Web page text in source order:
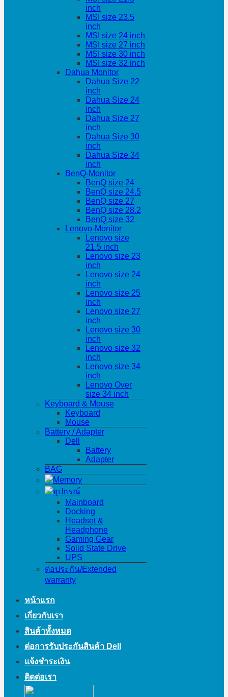
inch
MSI size 23.5
inch
MSI size 24 inch
MSI size 27 inch
MSI size 30 inch
MSI size 32 inch
Dahua Monitor
Dahua Size 22
inch
Dahua Size 24
inch
Dahua Size 27
inch
Dahua Size 30
inch
Dahua Size 34
inch
BenQ-Monitor
BenQ size 24
BenQ size 24.5
BenQ size 27
BenQ size 28.2
BenQ size 32
Lenovo-Monitor
Lenovo size
21.5 inch
Lenovo size 23
inch
Lenovo size 24
inch
Lenovo size 25
inch
Lenovo size 27
inch
Lenovo size 30
inch
Lenovo size 32
inch
Lenovo size 34
inch
Lenovo Over
size 34 inch
Keyboard & Mouse
Keyboard
Mouse
Battery / Adapter
Dell
Battery
Adapter
BAG
Memory
อุปกรณ์
Mainboard
Docking
Headset &
Headphone
Gaming Gear
Solid State Drive
UPS
ต่อประกัน/Extended
warranty
หน้าแรก
เกี่ยวกับเรา
สินค้าทั้งหมด
ต่อการรับประกันสินค้า Dell
แจ้งชำระเงิน
ติดต่อเรา